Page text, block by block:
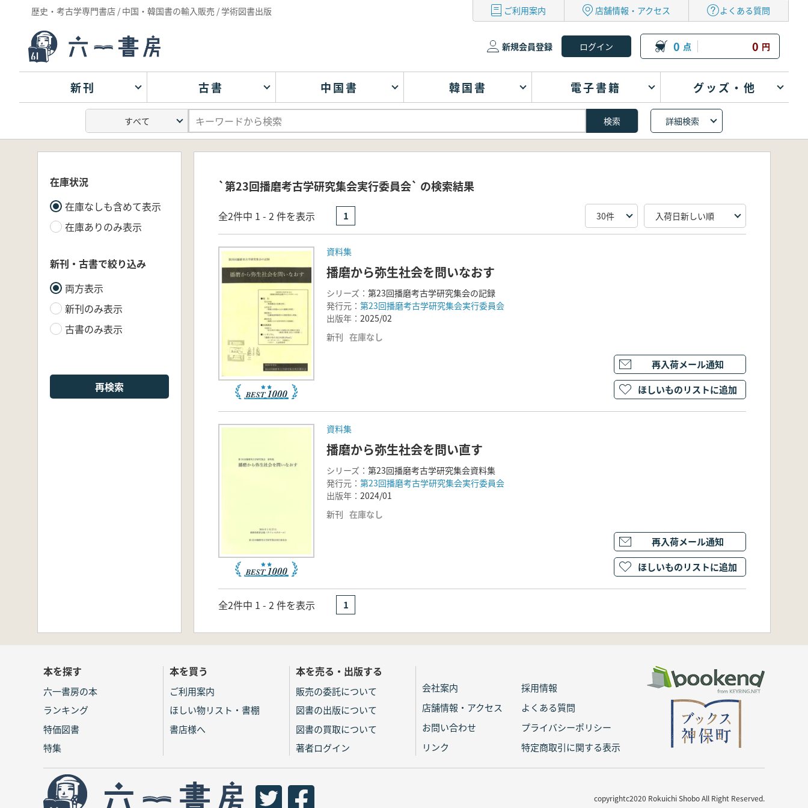
歴史・考古学専門書店 / 中国・韓国書の輸入販売 / 学術図書出版 ご利用案内 店舗情報・アクセス よくある質問
新規会員登録 0 点 0 円
新刊 古書 中国書 韓国書 電子書籍 グッズ・他
詳細検索
在庫状況
在庫なしも含めて表示
在庫ありのみ表示
新刊・古書で絞り込み
両方表示
新刊のみ表示
古書のみ表示
再検索
`第23回播磨考古学研究集会実行委員会` の検索結果
全2件中 1 - 2 件を表示 1
資料集
播磨から弥生社会を問いなおす
シリーズ： 第23回播磨考古学研究集会の記録
発行元： 第23回播磨考古学研究集会実行委員会
出版年： 2025/02
新刊 在庫なし
再入荷メール通知
ほしいものリストに追加
資料集
播磨から弥生社会を問い直す
シリーズ： 第23回播磨考古学研究集会資料集
発行元： 第23回播磨考古学研究集会実行委員会
出版年： 2024/01
新刊 在庫なし
再入荷メール通知
ほしいものリストに追加
全2件中 1 - 2 件を表示 1
本を探す
六一書房の本
ランキング
特価図書
特集
本を買う
ご利用案内
ほしい物リスト・書棚
書店様へ
本を売る・出版する
販売の委託について
図書の出版について
図書の買取について
著者ログイン
会社案内
採用情報
店舗情報・アクセス
よくある質問
お問い合わせ
プライバシーポリシー
リンク
特定商取引に関する表示
copyrightc2020 Rokuichi Shobo All Right Reserved.